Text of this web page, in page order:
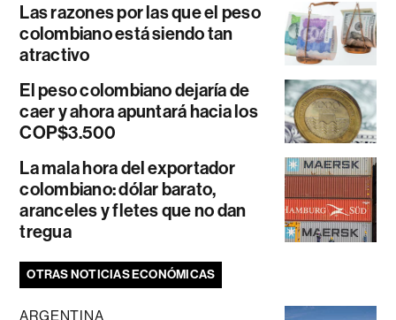
Las razones por las que el peso
colombiano está siendo tan
atractivo
El peso colombiano dejaría de
caer y ahora apuntará hacia los
COP$3.500
La mala hora del exportador
colombiano: dólar barato,
aranceles y fletes que no dan
tregua
OTRAS NOTICIAS ECONÓMICAS
ARGENTINA